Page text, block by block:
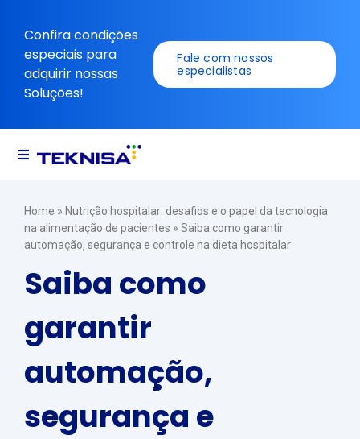
conteúdo
Confira condições
especiais para
adquirir nossas
Soluções!
Fale com nossos
especialistas
Navegação
Recursos
Home » Nutrição hospitalar: desafios e o papel da tecnologia
na alimentação de pacientes » Saiba como garantir
automação, segurança e controle na dieta hospitalar
Saiba como
garantir
automação,
segurança e